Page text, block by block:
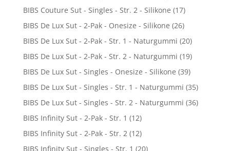
BIBS Couture Sut - Singles - Str. 2 - Silikone (17)
BIBS De Lux Sut - 2-Pak - Onesize - Silikone (26)
BIBS De Lux Sut - 2-Pak - Str. 1 - Naturgummi (20)
BIBS De Lux Sut - 2-Pak - Str. 2 - Naturgummi (19)
BIBS De Lux Sut - Singles - Onesize - Silikone (39)
BIBS De Lux Sut - Singles - Str. 1 - Naturgummi (35)
BIBS De Lux Sut - Singles - Str. 2 - Naturgummi (36)
BIBS Infinity Sut - 2-Pak - Str. 1 (12)
BIBS Infinity Sut - 2-Pak - Str. 2 (12)
BIBS Infinity Sut - Singles - Str. 1 (20)